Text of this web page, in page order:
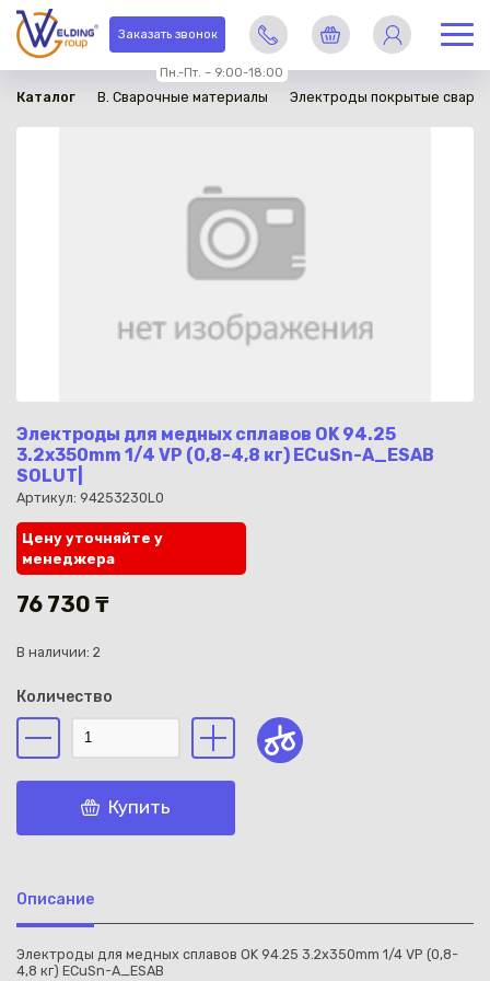
Заказать звонок
Пн.-Пт. – 9:00-18:00
Каталог B. Сварочные материалы Электроды покрытые
Электроды для медных сплавов OK 94.25
3.2x350mm 1/4 VP (0,8-4,8 кг) ECuSn-A_ESAB
SOLUT|
Артикул: 94253230L0
в наличии
Цену уточняйте у
менеджера
76 730 ₸
В наличии: 2
Количество
Купить
Описание
Электроды для медных сплавов OK 94.25 3.2x350mm 1/4 VP (0,8-
4,8 кг) ECuSn-A_ESAB